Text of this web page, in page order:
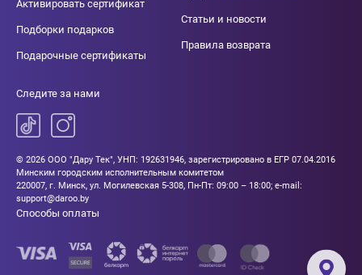
Активировать сертификат
Подборки подарков
Подарочные сертификаты
Статьи и новости
Правила возврата
Следите за нами
© 2026 ООО "Дару Тек", УНП: 192631946, зарегистрировано в ЕГР 07.04.2016
Минским городским исполнительным комитетом
220007, г. Минск, ул. Могилевская 5-308, Пн-Пт: 09:00 – 18:00; e-mail:
support@daroo.by
Способы оплаты